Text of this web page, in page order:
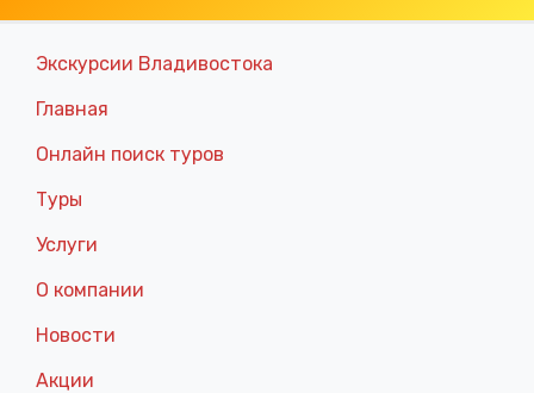
Экскурсии Владивостока
Главная
Онлайн поиск туров
Туры
Услуги
О компании
Новости
Акции